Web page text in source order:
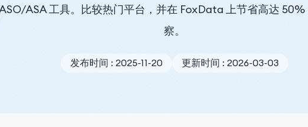
ASA 工具。比较热门平台，并在 FoxData 上节省高达
察。
发布时间 : 2025-11-20 更新时间 : 2026-03-03